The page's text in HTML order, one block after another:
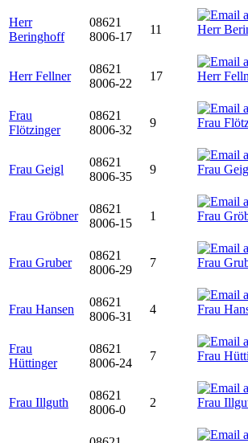
Herr
Beringhoff
08621
8006-17
11
Herr Fellner
08621
8006-22
17
Frau
Flötzinger
08621
8006-32
9
Frau Geigl
08621
8006-35
9
Frau Gröbner
08621
8006-15
1
Frau Gruber
08621
8006-29
7
Frau Hansen
08621
8006-31
4
Frau
Hüttinger
08621
8006-24
7
Frau Illguth
08621
8006-0
2